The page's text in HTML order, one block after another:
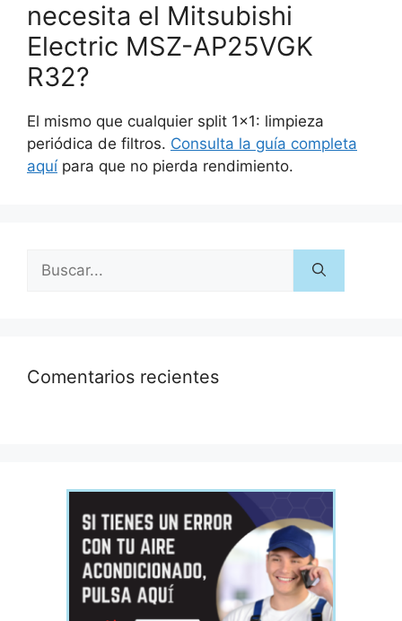
necesita el Mitsubishi
Electric MSZ-AP25VGK
R32?
El mismo que cualquier split 1×1: limpieza
periódica de filtros. Consulta la guía completa
aquípara que no pierda rendimiento.
Comentarios recientes